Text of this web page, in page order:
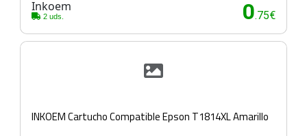
Inkoem
2 uds. 0.75€
INKOEM Cartucho Compatible Epson T1814XL Amarillo